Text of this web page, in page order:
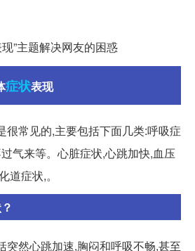
”主题解决网友的困惑
症状表现
很常见的,主要包括下面几类:呼吸症
气来等。心脏症状,心跳加快,血压
道症状,。
突然心跳加速,胸闷和呼吸不畅,甚至